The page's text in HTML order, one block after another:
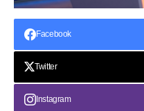
Facebook
Twitter
Instagram